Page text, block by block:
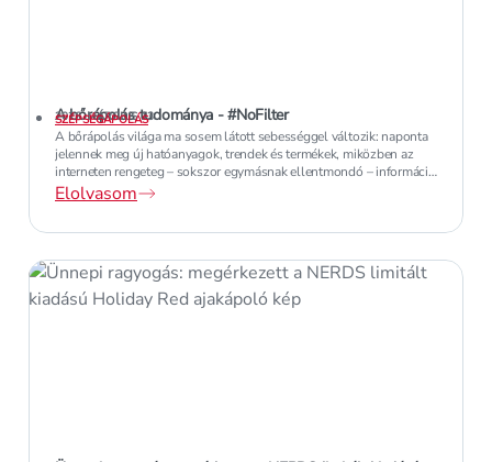
A bőrápolás tudománya - #NoFilter
2026. MÁRCIUS 13.
SZÉPSÉGÁPOLÁS
A bőrápolás világa ma sosem látott sebességgel változik: naponta
jelennek meg új hatóanyagok, trendek és termékek, miközben az
interneten rengeteg – sokszor egymásnak ellentmondó – információ
kering. Ebben a rohanó, digitális közegben nehéz eligazodni, és
megtalálni a valóban megbízható forrásokat.
Elolvasom